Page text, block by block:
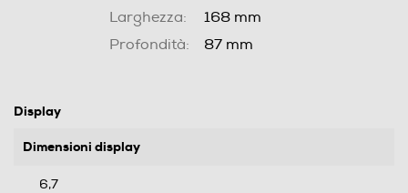
Larghezza:
168 mm
Profondità:
87 mm
Display
Dimensioni display
6,7